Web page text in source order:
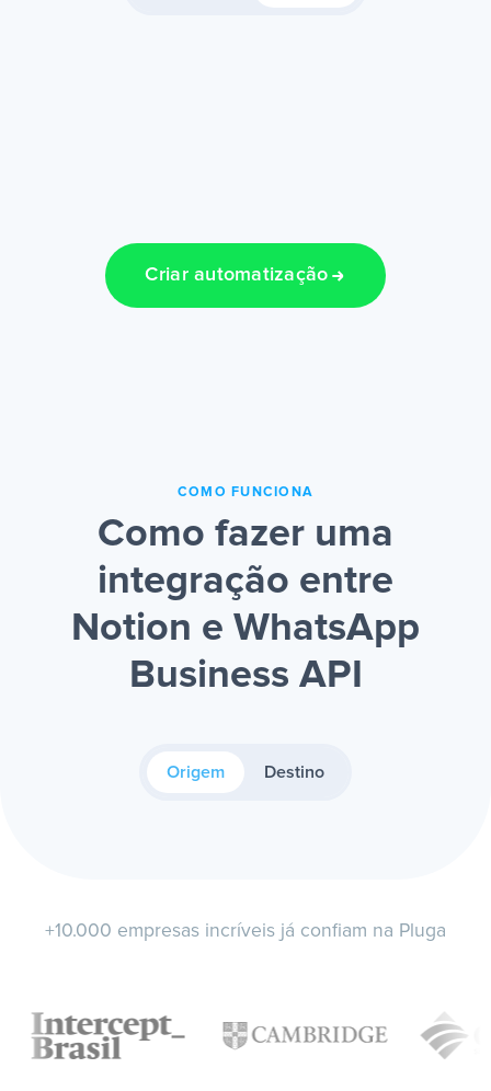
Criar automatização
COMO FUNCIONA
Como fazer uma
integração entre
Notion e WhatsApp
Business API
Origem Destino
+10.000 empresas incríveis já confiam na Pluga